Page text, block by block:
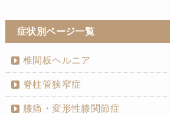
症状別ページ一覧
椎間板ヘルニア
脊柱管狭窄症
膝痛・変形性膝関節症